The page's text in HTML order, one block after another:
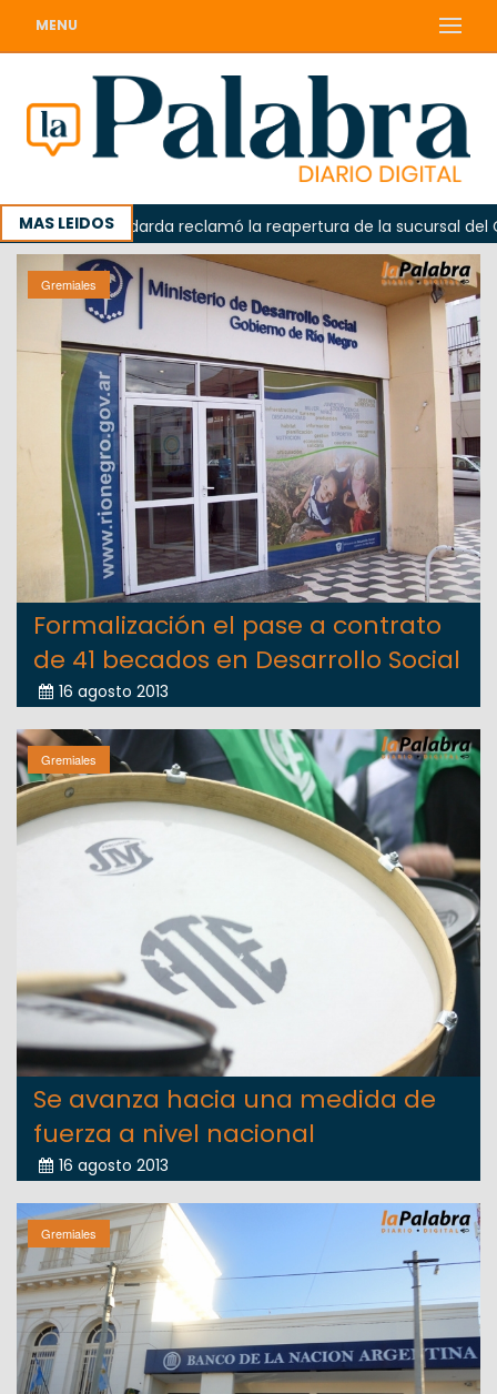
MENU
MAS LEIDOS
Odarda reclamó la reapertura de la sucursal del Correo
Gremiales
Formalización el pase a contrato
de 41 becados en Desarrollo Social
16 agosto 2013
Gremiales
Se avanza hacia una medida de
fuerza a nivel nacional
16 agosto 2013
Gremiales